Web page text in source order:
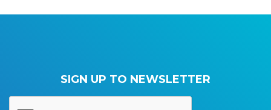
SIGN UP TO NEWSLETTER